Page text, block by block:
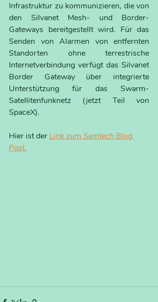
Infrastruktur zu kommunizieren, die von
den Silvanet Mesh- und Border-
Gateways bereitgestellt wird. Für das
Senden von Alarmen von entfernten
Standorten ohne terrestrische
Internetverbindung verfügt das Silvanet
Border Gateway über integrierte
Unterstützung für das Swarm-
Satellitenfunknetz (jetzt Teil von
SpaceX).
Hier ist der Link zum Semtech Blog
Post.